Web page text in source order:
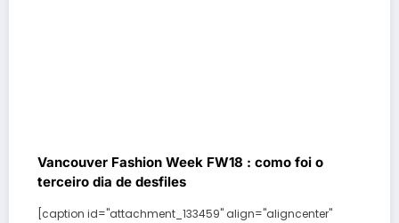
Vancouver Fashion Week FW18 : como foi o
terceiro dia de desfiles
[caption id="attachment_133459" align="aligncenter"